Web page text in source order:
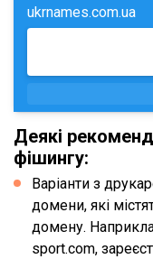
ukrnames.com.ua
Деякі
фішингу:
Варіанти з
домени, які
домену.
sport.com,